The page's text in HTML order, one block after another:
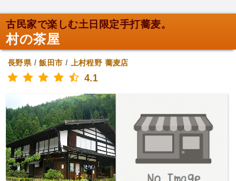
古民家で楽しむ土日限定手打蕎麦。
村の茶屋
長野県/飯田市 / 上村程野 蕎麦店
4.1